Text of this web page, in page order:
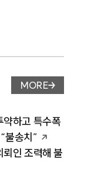
업무사례 페이지 이
MORE
약하고 특수폭
불송치”
인 조력해 불